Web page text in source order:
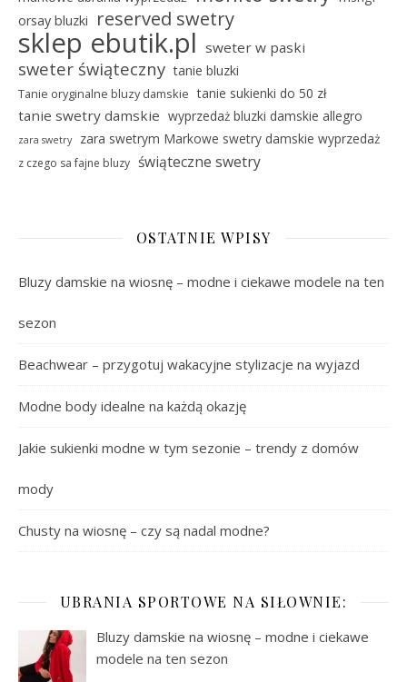
orsay bluzki
reserved swetry
sklep ebutik.pl sweter w paski
sweter świąteczny tanie bluzki
Tanie oryginalne bluzy damskie tanie sukienki do 50 zł
tanie swetry damskie wyprzedaż bluzki damskie allegro
zara swetry zara swetrym Markowe swetry damskie wyprzedaż
z czego sa fajne bluzy świąteczne swetry
OSTATNIE WPISY
Bluzy damskie na wiosnę – modne i ciekawe modele na ten
sezon
Beachwear – przygotuj wakacyjne stylizacje na wyjazd
Modne body idealne na każdą okazję
Jakie sukienki modne w tym sezonie – trendy z domów
mody
Chusty na wiosnę – czy są nadal modne?
UBRANIA SPORTOWE NA SIŁOWNIE:
Bluzy damskie na wiosnę – modne i ciekawe
modele na ten sezon